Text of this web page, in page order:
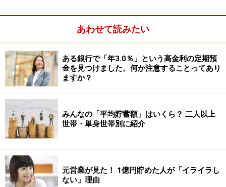
あわせて読みたい
ある銀行で「年3.0％」という高金利の定期預
金を見つけました。何か注意することってあり
ますか？
みんなの「平均貯蓄額」はいくら？ 二人以上
世帯・単身世帯別に紹介
元営業が見た！ 1億円貯めた人が「イライラし
ない」理由